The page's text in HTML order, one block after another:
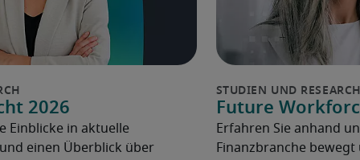
2026
Einblicke in aktuelle
einen Überblick über
Future
Erfahren Sie anhand
Finanzbranche